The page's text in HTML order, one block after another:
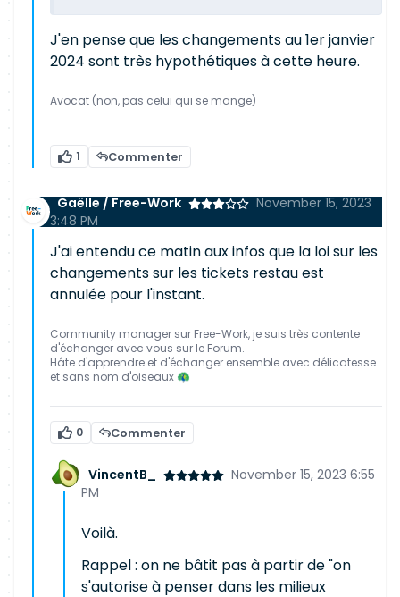
J'en pense que les changements au 1er janvier
2024 sont très hypothétiques à cette heure.
Avocat (non, pas celui qui se mange)
1 Commenter
Gaëlle / Free-Work
November 15, 2023
3:48 PM
J'ai entendu ce matin aux infos que la loi sur les
changements sur les tickets restau est
annulée pour l'instant.
Community manager sur Free-Work, je suis très contente
d'échanger avec vous sur le Forum.
Hâte d'apprendre et d'échanger ensemble avec délicatesse
et sans nom d'oiseaux 🦚
0 Commenter
VincentB_
November 15, 2023 6:55
PM
Voilà.
Rappel : on ne bâtit pas à partir de "on
s'autorise à penser dans les milieux